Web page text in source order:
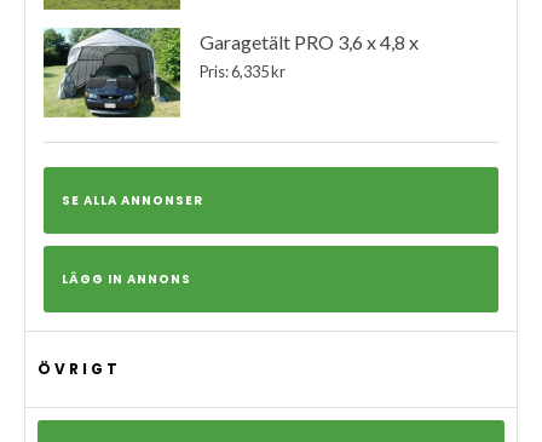
Garagetält PRO 3,6 x 4,8 x
Pris: 6,335 kr
SE ALLA ANNONSER
LÄGG IN ANNONS
ÖVRIGT